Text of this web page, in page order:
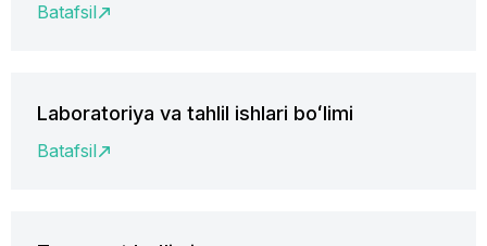
Batafsil
Laboratoriya va tahlil ishlari boʻlimi
Batafsil